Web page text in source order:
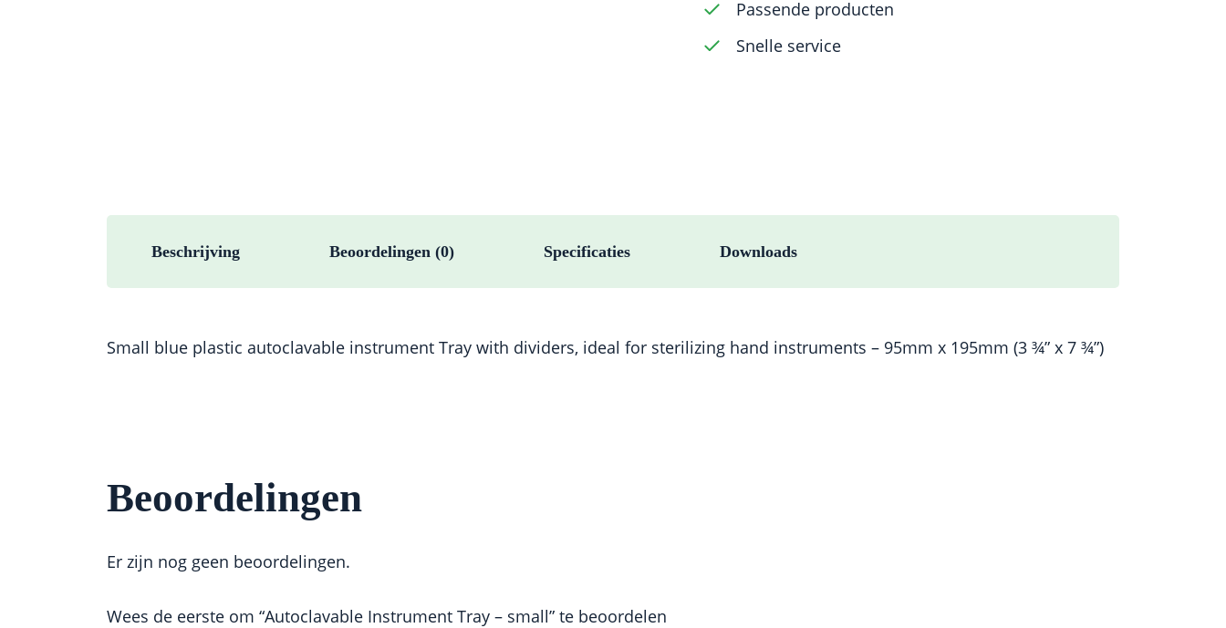
Passende producten
Snelle service
Beschrijving Beoordelingen (0) Specificaties Downloads
Small blue plastic autoclavable instrument Tray with dividers, ideal for sterilizing hand instruments – 95mm x 195mm (3 ¾” x 7 ¾”)
Beoordelingen
Er zijn nog geen beoordelingen.
Wees de eerste om “Autoclavable Instrument Tray – small” te beoordelen